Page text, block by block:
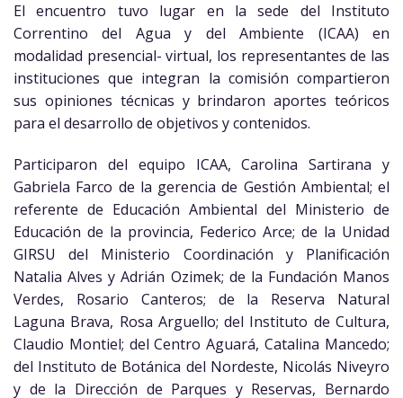
El encuentro tuvo lugar en la sede del Instituto
Correntino del Agua y del Ambiente (ICAA) en
modalidad presencial- virtual, los representantes de las
instituciones que integran la comisión compartieron
sus opiniones técnicas y brindaron aportes teóricos
para el desarrollo de objetivos y contenidos.
Participaron del equipo ICAA, Carolina Sartirana y
Gabriela Farco de la gerencia de Gestión Ambiental; el
referente de Educación Ambiental del Ministerio de
Educación de la provincia, Federico Arce; de la Unidad
GIRSU del Ministerio Coordinación y Planificación
Natalia Alves y Adrián Ozimek; de la Fundación Manos
Verdes, Rosario Canteros; de la Reserva Natural
Laguna Brava, Rosa Arguello; del Instituto de Cultura,
Claudio Montiel; del Centro Aguará, Catalina Mancedo;
del Instituto de Botánica del Nordeste, Nicolás Niveyro
y de la Dirección de Parques y Reservas, Bernardo